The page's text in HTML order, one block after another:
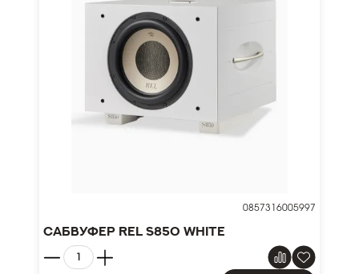
0857316005997
Сабвуфер REL S850 White